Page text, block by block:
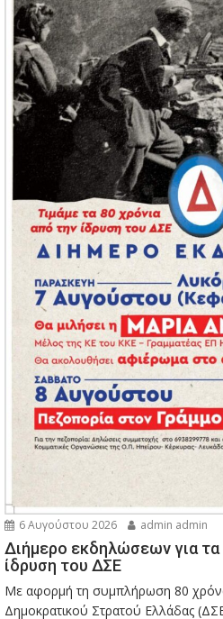
6 Αυγούστου 2026 admin admin
Διήμερο εκδηλώσεων για τα
ίδρυση του ΔΣΕ
Με αφορμή τη συμπλήρωση 80
Δημοκρατικού Στρατού Ελλάδας